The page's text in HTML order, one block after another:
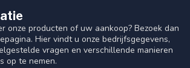
onze producten of uw aankoop? Bezoek dan
Hier vindt u onze bedrijfsgegevens,
vragen en verschillende manieren
op te nemen.